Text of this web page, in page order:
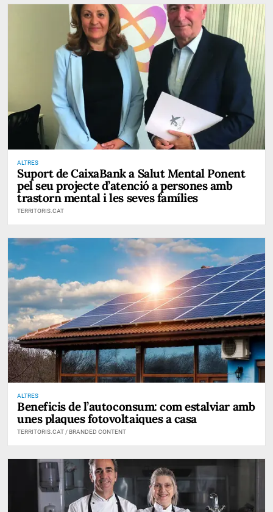
ALTRES
Suport de CaixaBank a Salut Mental Ponent
pel seu projecte d’atenció a persones amb
trastorn mental i les seves famílies
TERRITORIS.CAT
ALTRES
Beneficis de l’autoconsum: com estalviar amb
unes plaques fotovoltaiques a casa
TERRITORIS.CAT / BRANDED CONTENT